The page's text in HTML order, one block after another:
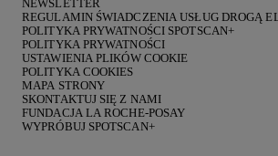
NEWSLETTER
REGULAMIN ŚWIADCZENIA USŁUG DROGĄ
POLITYKA PRYWATNOŚCI SPOTSCAN+
POLITYKA PRYWATNOŚCI
USTAWIENIA PLIKÓW COOKIE
POLITYKA COOKIES
MAPA STRONY
SKONTAKTUJ SIĘ Z NAMI
FUNDACJA LA ROCHE-POSAY
WYPRÓBUJ SPOTSCAN+